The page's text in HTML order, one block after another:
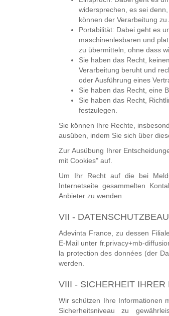
widersprechen, es sei
können der Verarbeitung
Portabilität: Dabei geht es
maschinenlesbaren und
zu übermitteln, ohne dass
Sie haben das Recht,
Verarbeitung beruht und
oder Ausführung eines
Sie haben das Recht, eine
Sie haben das Recht,
festzulegen.
Sie können Ihre Rechte,
ausüben, indem Sie sich über
Zur Ausübung Ihrer
mit Cookies" auf.
Um Ihr Recht auf die bei
Internetseite gesammelten
Anbieter zu wenden.
VII -
Adevinta France, zu dessen
E-Mail unter fr.privacy+mb-
la protection des données (der
werden.
VIII - SICHERHEIT IHRER
Wir schützen Ihre Informationen
Sicherheitsniveau zu